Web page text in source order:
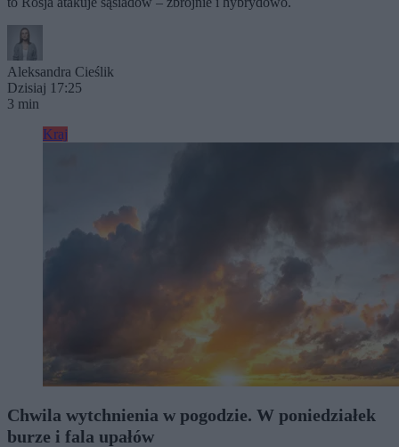
Aleksandra Cieślik
Dzisiaj 17:25
3 min
Kraj
Chwila wytchnienia w pogodzie. W poniedziałek
burze i fala upałów